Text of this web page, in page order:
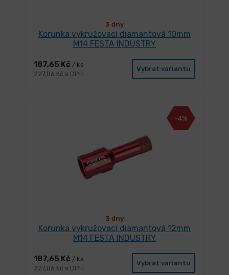
3 dny
Korunka vykružovací diamantová 10mm
M14 FESTA INDUSTRY
187,65 Kč / ks
227,06 Kč s DPH
Vybrat variantu
-4%
3 dny
Korunka vykružovací diamantová 12mm
M14 FESTA INDUSTRY
187,65 Kč / ks
227,06 Kč s DPH
Vybrat variantu